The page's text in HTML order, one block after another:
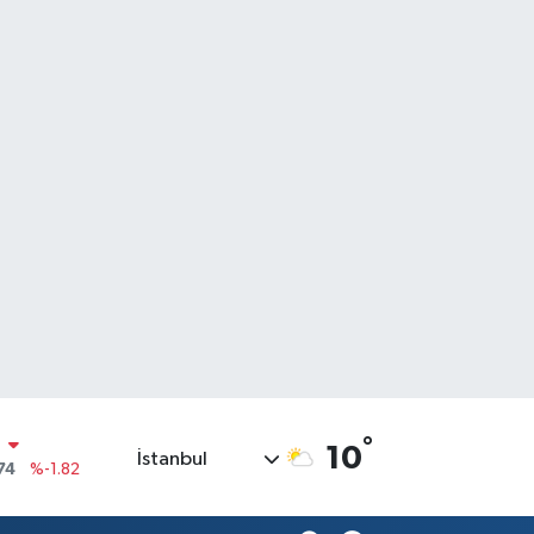
%0.02
%0.19
İstanbul 10°